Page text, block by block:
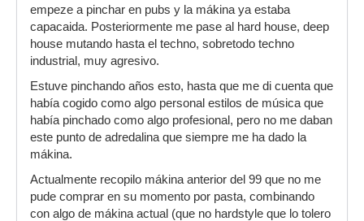
empeze a pinchar en pubs y la mákina ya estaba
capacaida. Posteriormente me pase al hard house, deep
house mutando hasta el techno, sobretodo techno
industrial, muy agresivo.
Estuve pinchando años esto, hasta que me di cuenta que
había cogido como algo personal estilos de música que
había pinchado como algo profesional, pero no me daban
este punto de adredalina que siempre me ha dado la
mákina.
Actualmente recopilo mákina anterior del 99 que no me
pude comprar en su momento por pasta, combinando
con algo de mákina actual (que no hardstyle que lo tolero